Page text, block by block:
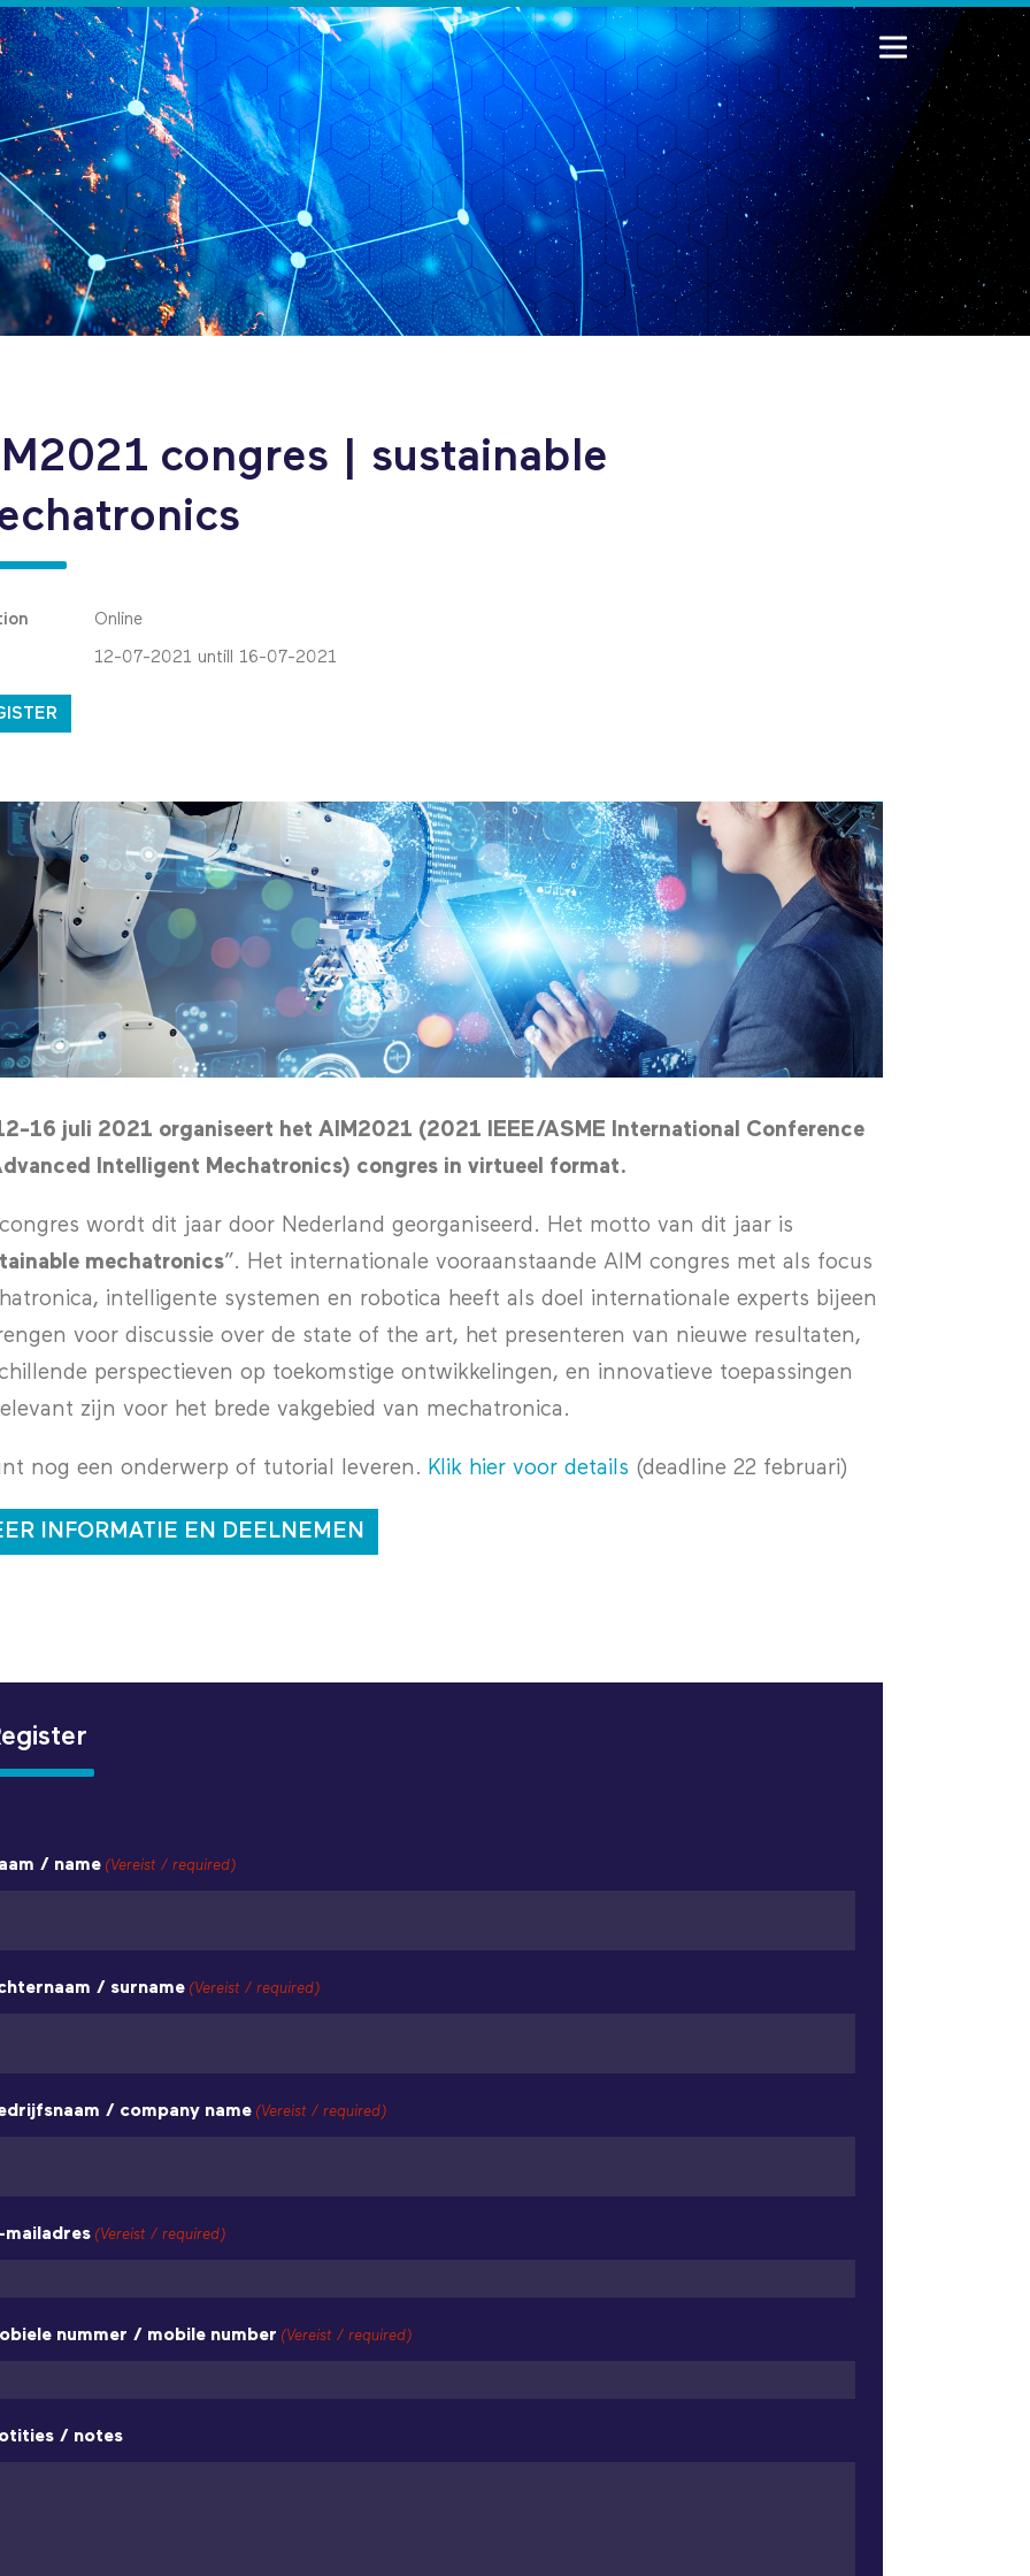
congres | sustainable
Online
12-07-2021 untill 16-07-2021
16 juli 2021 organiseert het AIM2021 (2021 IEEE/ASME International Conference
Intelligent Mechatronics) congres in virtueel format.
wordt dit jaar door Nederland georganiseerd. Het motto van dit jaar is
mechatronics”. Het internationale vooraanstaande AIM congres met als focus
intelligente systemen en robotica heeft als doel internationale experts bijeen
voor discussie over de state of the art, het presenteren van nieuwe resultaten,
perspectieven op toekomstige ontwikkelingen, en innovatieve toepassingen
zijn voor het brede vakgebied van mechatronica.
nog een onderwerp of tutorial leveren. Klik hier voor details (deadline 22 februari)
INFORMATIE EN DEELNEMEN
/ name (Vereist / required)
/ surname (Vereist / required)
/ company name (Vereist / required)
mailadres (Vereist / required)
nummer / mobile number (Vereist / required)
/ notes